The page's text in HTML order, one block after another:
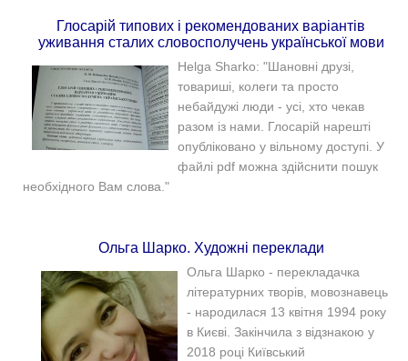
Глосарій типових і рекомендованих варіантів
уживання сталих словосполучень української мови
Helga Sharko: "Шановні друзі,
товариші, колеги та просто
небайдужі люди - усі, хто чекав
разом із нами. Глосарій нарешті
опубліковано у вільному доступі. У
файлі pdf можна здійснити пошук
необхідного Вам слова."
Ольга Шарко. Художні переклади
Ольга Шарко - перекладачка
літературних творів, мовознавець
- народилася 13 квітня 1994 року
в Києві. Закінчила з відзнакою у
2018 році Київський